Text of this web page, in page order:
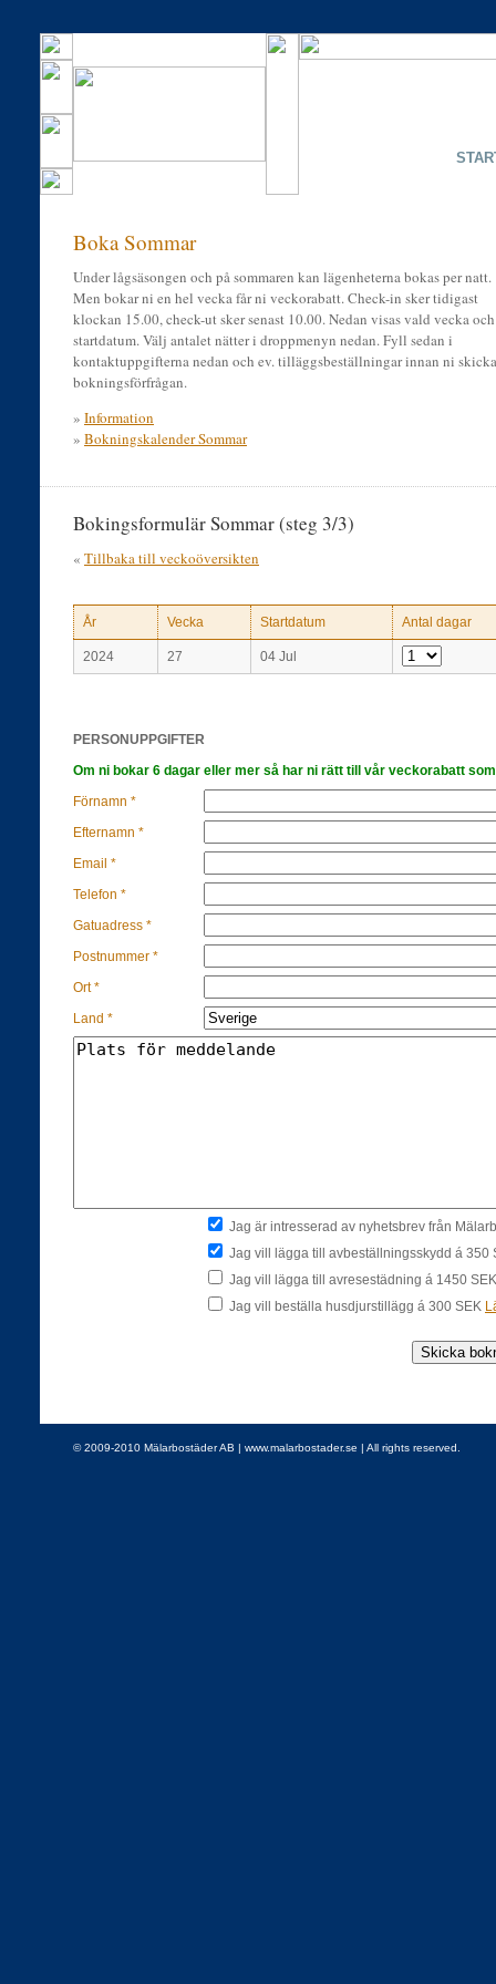
Boka Sommar
Under lågsäsongen och på sommaren kan lägenheterna bokas per natt.
Men bokar ni en hel vecka får ni veckorabatt. Check-in sker tidigast
klockan 15.00, check-ut sker senast 10.00. Nedan visas vald vecka och
startdatum. Välj antalet nätter i droppmenyn nedan. Fyll sedan i
kontaktuppgifterna nedan och ev. tilläggsbeställningar innan ni
bokningsförfrågan.
» Information
» Bokningskalender Sommar
Bokingsformulär Sommar (steg 3/3)
« Tillbaka till veckoöversikten
År Vecka Startdatum Antal dagar
2024 27 04 Jul
PERSONUPPGIFTER
Om ni bokar 6 dagar eller mer så har ni rätt till vår veckorabatt
Förnamn *
Efternamn *
Email *
Telefon *
Gatuadress *
Postnummer *
Ort *
Land *
Jag är intresserad av nyhetsbrev från
Jag vill lägga till avbeställningsskydd á 350
Jag vill lägga till avresestädning á 1450
Jag vill beställa husdjurstillägg á 300 SEK
© 2009-2010 Mälarbostäder AB | www.malarbostader.se | All rights reserved.